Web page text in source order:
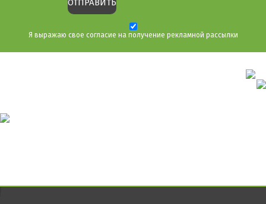
Я выражаю свое согласие на получение рекламной рассылки